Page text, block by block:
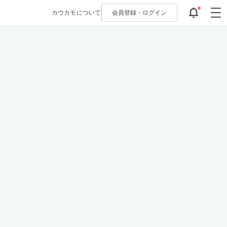
カウカモについて 会員登録・ ログイン